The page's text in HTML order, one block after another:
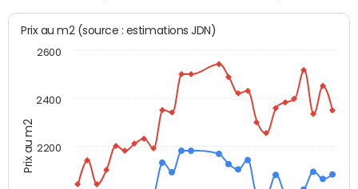
Prix au m2
Prix au m2 (source : estimations JDN)
2200
2400
2600